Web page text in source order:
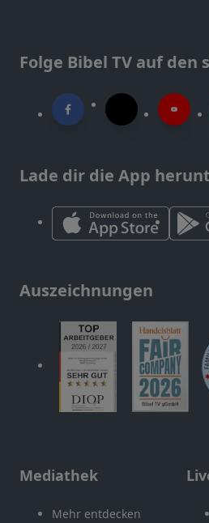
Folge Bibel TV auf den
Lade dir die App
Auszeichnungen
Mediathek
Mehr entdecken